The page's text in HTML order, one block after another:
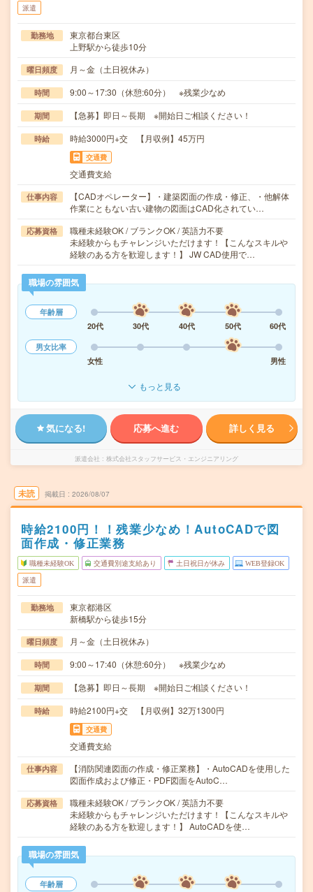
派遣
勤務地
東京都台東区
上野駅から徒歩10分
曜日頻度 月～金（土日祝休み）
時間 9:00～17:30（休憩:60分） ※残業少なめ
期間 【急募】即日～長期 ※開始日ご相談ください！
時給 時給3000円+交 【月収例】45万円
交通費
交通費支給
仕事内容
【CADオペレーター】・建築図面の作成・修正、・他解体
作業にともない古い建物の図面はCAD化されてい…
応募資格
職種未経験OK / ブランクOK / 英語力不要
未経験からもチャレンジいただけます！【こんなスキルや
経験のある方を歓迎します！】 JW CAD使用で…
職場の雰囲気
年齢層
20代
30代 40代 50代
60代
男女比率
女性
男性
もっと見る
気になる! 応募へ進む 詳しく見る
派遣会社 株式会社スタッフサービス・エンジニアリング
未読 掲載日 2026/08/07
時給2100円！！残業少なめ！AutoCADで図
面作成・修正業務
職種未経験OK 交通費別途支給あり 土日祝日が休み WEB登録OK
派遣
勤務地
東京都港区
新橋駅から徒歩15分
曜日頻度 月～金（土日祝休み）
時間 9:00～17:40（休憩:60分） ※残業少なめ
期間 【急募】即日～長期 ※開始日ご相談ください！
時給 時給2100円+交 【月収例】32万1300円
交通費
交通費支給
仕事内容
【消防関連図面の作成・修正業務】・AutoCADを使用した
図面作成および修正・PDF図面をAutoC…
応募資格
職種未経験OK / ブランクOK / 英語力不要
未経験からもチャレンジいただけます！【こんなスキルや
経験のある方を歓迎します！】 AutoCADを使…
職場の雰囲気
年齢層